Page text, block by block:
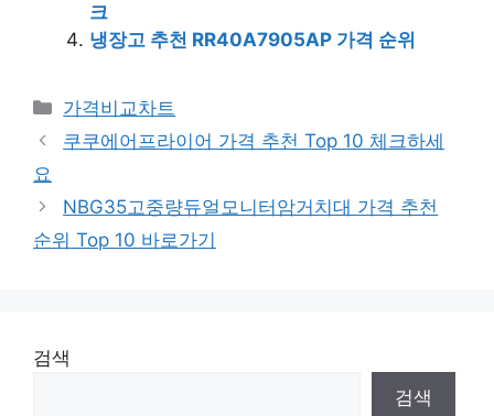
크
냉장고 추천 RR40A7905AP 가격 순위
카
테
가격비교차트
쿠쿠에어프라이어 가격 추천 Top 10 체크하세
요
NBG35고중량듀얼모니터암거치대 가격 추천
순위 Top 10 바로가기
검색
검색